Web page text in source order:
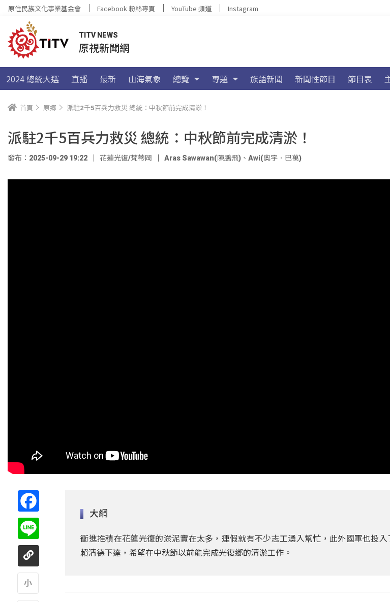
原住民族文化事業基金會 Facebook 粉絲專頁 YouTube 頻道 Instagram
TITV NEWS
原視新聞網
2024 總統大選 直播 最新 山海氣象 總覽 專題 族語新聞 新聞性節目 節目表
首頁 原鄉 派駐2千5百兵力救災 總統：中秋節前完成清淤！
派駐2千5百兵力救災 總統：中秋節前完成清淤！
發布：2025-09-29 19:22 花蓮光復/梵蒂岡 Aras Sawawan(陳鵬飛) 、 Awi(奧宇．巴萬)
大綱
衝進推積在花蓮光復的淤泥實在太多，連假就有不少志工湧入幫忙，此外國軍也投
賴清德下達，希望在中秋節以前能完成光復鄉的清淤工作。